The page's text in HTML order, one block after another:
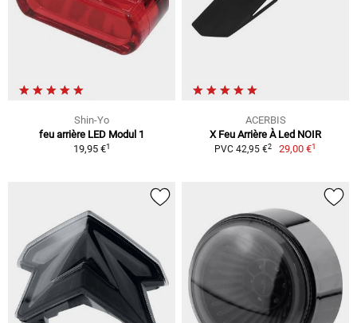
Shin-Yo
feu arrière LED Modul 1
19,95 €1
ACERBIS
X Feu Arrière À Led NOIR
PVC 42,95 €2 29,00 €1